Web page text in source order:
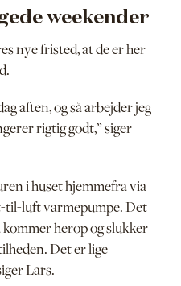
weekender
nye fristed, at de er her
aften, og så arbejder jeg
rigtig godt,” siger
i huset hjemmefra via
til-luft varmepumpe. Det
herop og slukker
Det er lige
Lars.